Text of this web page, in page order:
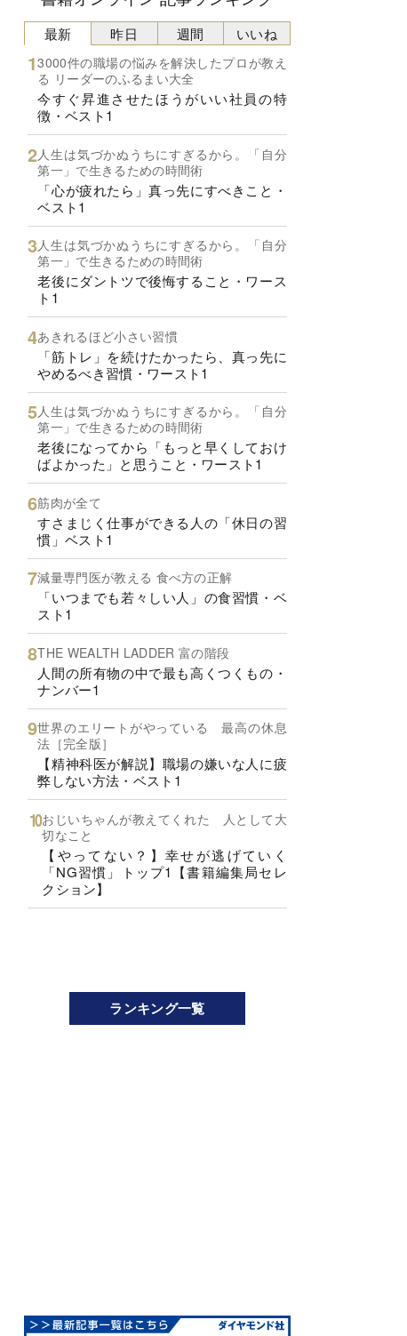
最新
3000件の職場の悩みを解決したプロが教え
る リーダーのふるまい大全
今すぐ昇進させたほうがいい社員の特
徴・ベスト1
人生は気づかぬうちにすぎるから。「自分
第一」で生きるための時間術
「心が疲れたら」真っ先にすべきこと・
ベスト1
人生は気づかぬうちにすぎるから。「自分
第一」で生きるための時間術
老後にダントツで後悔すること・ワース
ト1
あきれるほど小さい習慣
「筋トレ」を続けたかったら、真っ先に
やめるべき習慣・ワースト1
人生は気づかぬうちにすぎるから。「自分
第一」で生きるための時間術
老後になってから「もっと早くしておけ
ばよかった」と思うこと・ワースト1
筋肉が全て
すさまじく仕事ができる人の「休日の習
慣」ベスト1
減量専門医が教える 食べ方の正解
「いつまでも若々しい人」の食習慣・ベ
スト1
THE WEALTH LADDER 富の階段
人間の所有物の中で最も高くつくもの・
ナンバー1
世界のエリートがやっている 最高の休息
法［完全版］
【精神科医が解説】職場の嫌いな人に疲
弊しない方法・ベスト1
おじいちゃんが教えてくれた 人として大
切なこと
【やってない？】幸せが逃げていく
「NG習慣」トップ1【書籍編集局セレ
クション】
昨日 週間 いいね
ランキング一覧